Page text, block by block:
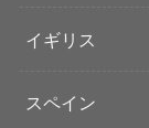
イギリス
スペイン